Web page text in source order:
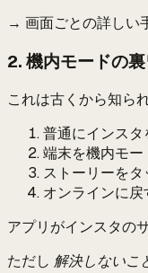
→ 画面ごとの詳しい
2. 機内モードの
これは古くから知ら
普通にインスタ
端末を機内モー
ストーリーをタ
オンラインに戻
アプリがインスタの
ただし 解決しないこ